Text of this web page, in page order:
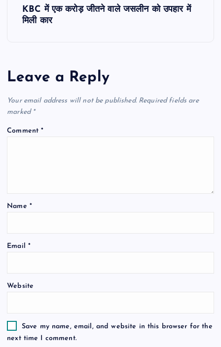
a
v
i
i
o
KBC में एक करोड़ जीतने वाले जसलीन को उपहार में
मिली कार
Leave a Reply
Your email address will not be published. Required fields are
marked *
Comment*
Name *
Email *
Website
Save my name, email, and website in this browser for the
next time I comment.